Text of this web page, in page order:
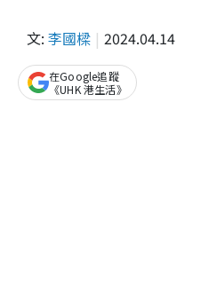
文: 李國樑 2024.04.14
在Google追蹤
《UHK 港生活》